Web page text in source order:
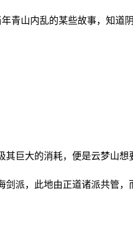
青山内乱的某些故事，知
巨大的消耗，便是云梦山
派，此地由正道诸派共管